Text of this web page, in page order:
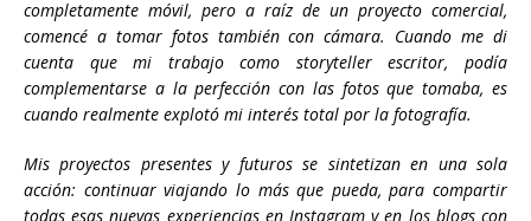
completamente móvil, pero a raíz de un proyecto comercial,
comencé a tomar fotos también con cámara. Cuando me di
cuenta que mi trabajo como storyteller escritor, podía
complementarse a la perfección con las fotos que tomaba, es
cuando realmente explotó mi interés total por la fotografía.
Mis proyectos presentes y futuros se sintetizan en una sola
acción: continuar viajando lo más que pueda, para compartir
todas esas nuevas experiencias en Instagram y en los blogs con